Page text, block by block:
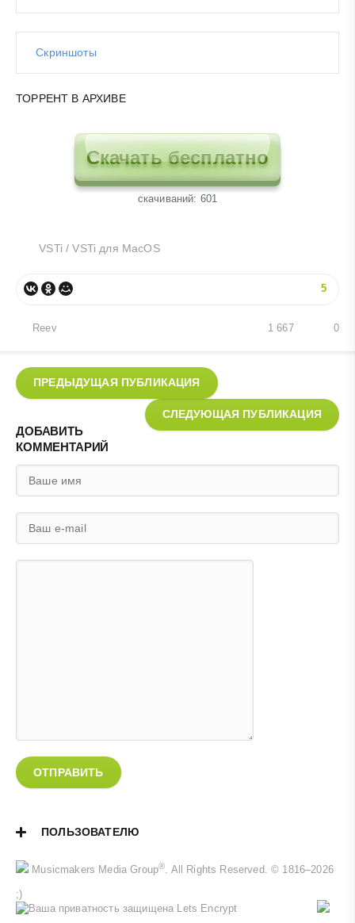
Скриншоты
ТОРРЕНТ В АРХИВЕ
Скачать бесплатно
cкачиваний: 601
VSTi /VSTi для MacOS
5
Reev 0
1 667
ПРЕДЫДУЩАЯ ПУБЛИКАЦИЯ
СЛЕДУЮЩАЯ ПУБЛИКАЦИЯ
ДОБАВИТЬ
КОММЕНТАРИЙ
ОТПРАВИТЬ
ПОЛЬЗОВАТЕЛЮ
Musicmakers Media Group®. All Rights Reserved. © 1816–2026
;)